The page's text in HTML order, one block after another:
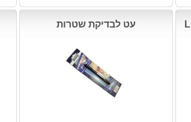
עט לבדיקת שטרות